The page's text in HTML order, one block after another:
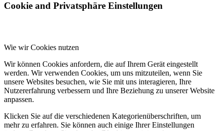
Cookie and Privatsphäre Einstellungen
Wie wir Cookies nutzen
Wir können Cookies anfordern, die auf Ihrem Gerät eingestellt
werden. Wir verwenden Cookies, um uns mitzuteilen, wenn Sie
unsere Websites besuchen, wie Sie mit uns interagieren, Ihre
Nutzererfahrung verbessern und Ihre Beziehung zu unserer Website
anpassen.
Klicken Sie auf die verschiedenen Kategorienüberschriften, um
mehr zu erfahren. Sie können auch einige Ihrer Einstellungen